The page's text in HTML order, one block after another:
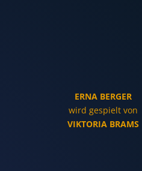
ERNA BERGER
wird gespielt von
VIKTORIA BRAMS